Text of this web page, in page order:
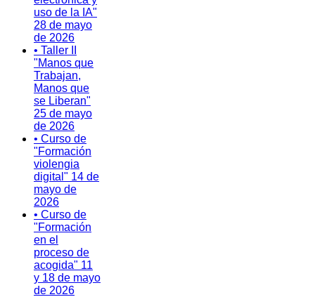
uso de la IA"
28 de mayo
de 2026
• Taller II
"Manos que
Trabajan,
Manos que
se Liberan"
25 de mayo
de 2026
• Curso de
"Formación
violengia
digital" 14 de
mayo de
2026
• Curso de
"Formación
en el
proceso de
acogida" 11
y 18 de mayo
de 2026